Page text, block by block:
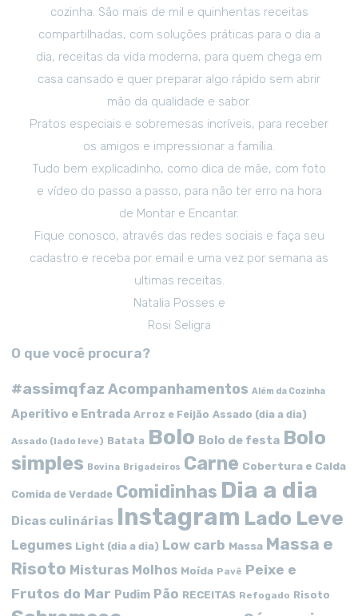
cozinha. São mais de mil e quinhentas receitas
compartilhadas, com soluções práticas para o dia a
dia, receitas da vida moderna, para quem chega em
casa cansado e quer preparar algo rápido sem abrir
mão da qualidade e sabor.
Pratos especiais e sobremesas incríveis, para receber
os amigos e impressionar a família.
Tudo bem explicadinho, como dica de mãe, com foto
e vídeo do passo a passo, para não ter erro na hora
de Montar e Encantar.
Fique conosco, através das redes sociais e faça seu
cadastro e receba por email e uma vez por semana as
ultimas receitas.
Natalia Posses e
Rosi Seligra
O que você procura?
#assimqfaz Acompanhamentos Além da Cozinha
Aperitivo e Entrada Arroz e Feijão Assado (dia a dia)
Assado (lado leve) Batata Bolo Bolo de festa Bolo
simples
Bovina Brigadeiros Carne Cobertura e Calda
Comida de Verdade Comidinhas Dia a dia
Dicas culinárias Instagram Lado Leve
Legumes Light (dia a dia) Low carb Massa Massa e
Risoto Misturas Molhos Moída Pavê Peixe e
Frutos do Mar Pudim Pão RECEITAS Refogado Risoto